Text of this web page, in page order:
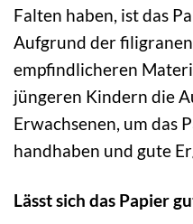
Falten haben, ist das
Aufgrund der
empfindlicheren
jüngeren Kindern die
Erwachsenen, um das
handhaben und gute
Lässt sich das Papier